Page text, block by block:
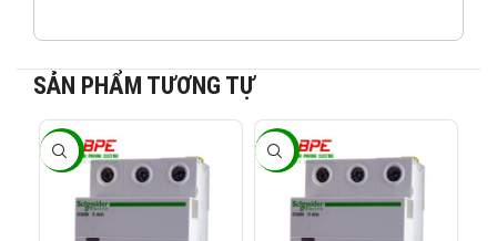
SẢN PHẨM TƯƠNG TỰ
-40% -40%